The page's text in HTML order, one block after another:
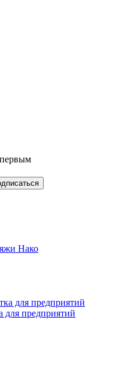
Нако
для предприятий